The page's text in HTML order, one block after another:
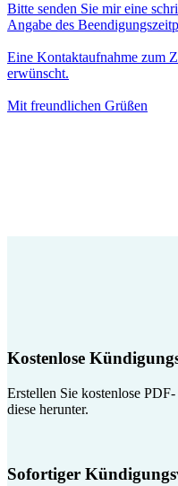
Bitte senden Sie mir eine
Angabe des
Eine Kontaktaufnahme zum
erwünscht.
Mit freundlichen Grüßen
Kostenlose
Erstellen Sie kostenlose
diese herunter.
Sofortiger